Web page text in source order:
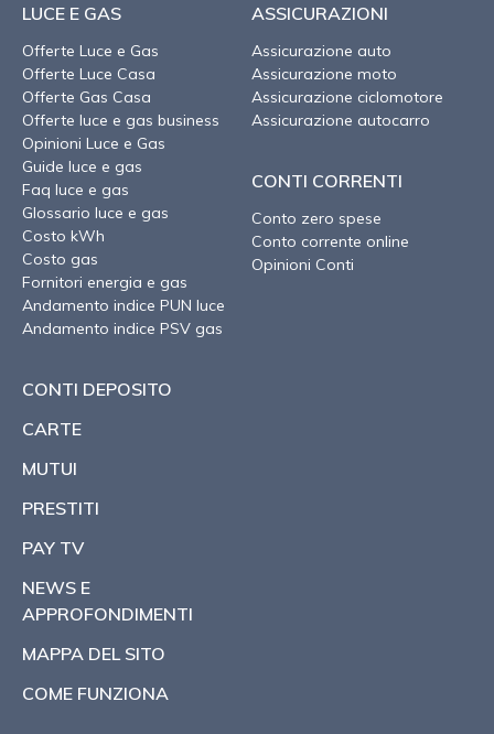
LUCE E GAS
Offerte Luce e Gas
Offerte Luce Casa
Offerte Gas Casa
Offerte luce e gas business
Opinioni Luce e Gas
Guide luce e gas
Faq luce e gas
Glossario luce e gas
Costo kWh
Costo gas
Fornitori energia e gas
Andamento indice PUN luce
Andamento indice PSV gas
ASSICURAZIONI
Assicurazione auto
Assicurazione moto
Assicurazione ciclomotore
Assicurazione autocarro
CONTI CORRENTI
Conto zero spese
Conto corrente online
Opinioni Conti
CONTI DEPOSITO
CARTE
MUTUI
PRESTITI
PAY TV
NEWS E
APPROFONDIMENTI
MAPPA DEL SITO
COME FUNZIONA